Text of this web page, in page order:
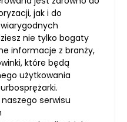
jak i do
nie tylko bogaty
informacje z branży,
które będą
użytkowania
serwisu